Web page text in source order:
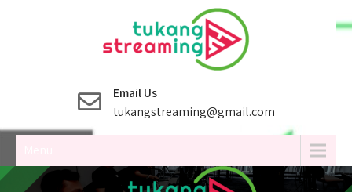
Email Us
tukangstreaming@gmail.com